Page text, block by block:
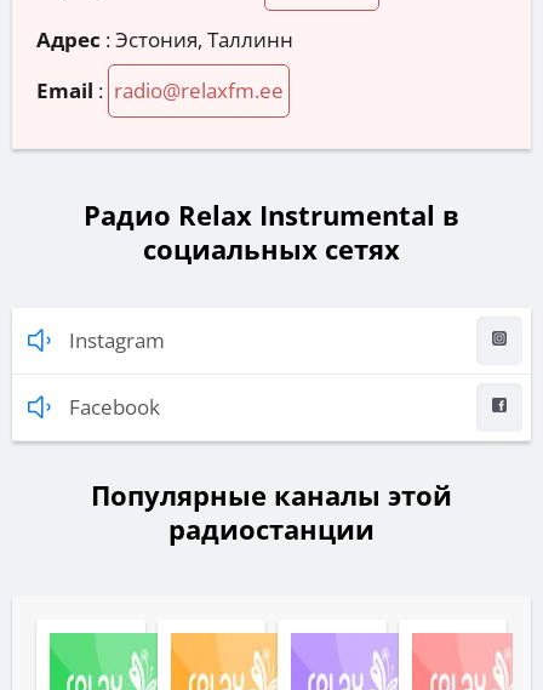
Адрес :Эстония, Таллинн
Email : radio@relaxfm.ee
Радио Relax Instrumental в
социальных сетях
Instagram
Facebook
Популярные каналы этой
радиостанции